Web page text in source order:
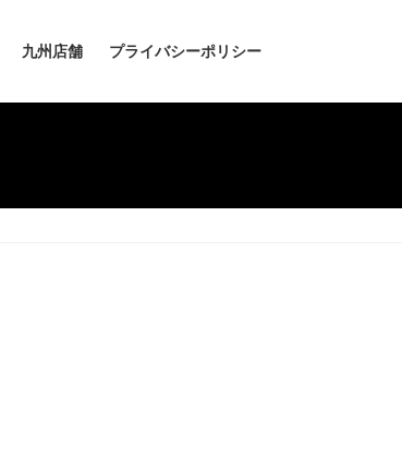
九州店舗 プライバシーポリシー